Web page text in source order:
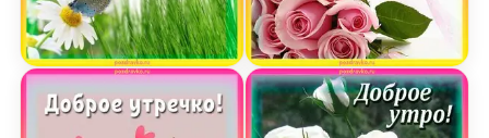
Открытка с пожеланием доброго утра
Открытка доброе утро